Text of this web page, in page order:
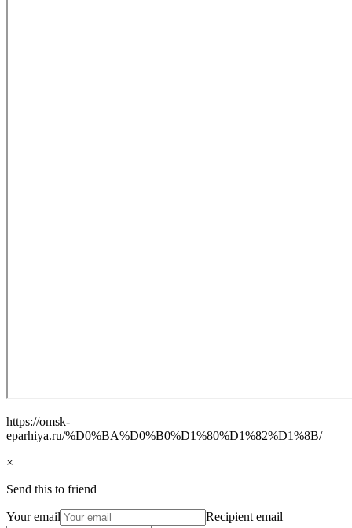
https://omsk-
eparhiya.ru/%D0%BA%D0%B0%D1%80%D1%82%D1%8B/
×
Send this to friend
Your email Recipient email